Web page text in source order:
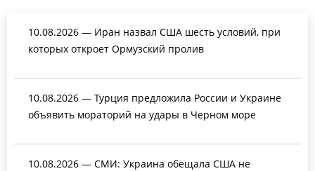
10.08.2026 — Иран назвал США шесть условий, при
которых откроет Ормузский пролив
10.08.2026 — Турция предложила России и Украине
объявить мораторий на удары в Черном море
10.08.2026 — СМИ: Украина обещала США не